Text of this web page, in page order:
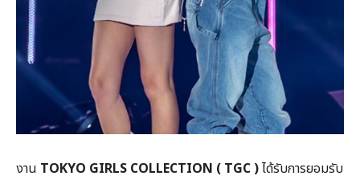
งาน TOKYO GIRLS COLLECTION ( TGC )ได้รับการยอมรับ